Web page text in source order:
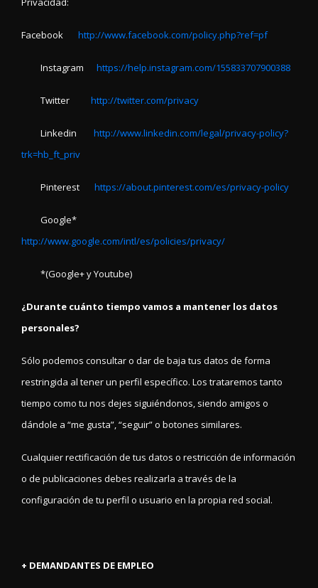
Facebook http://www.facebook.com/policy.php?ref=pf
Instagram https://help.instagram.com/155833707900388
Twitter http://twitter.com/privacy
Linkedin http://www.linkedin.com/legal/privacy-policy?
trk=hb_ft_priv
Pinterest https://about.pinterest.com/es/privacy-policy
Google*
http://www.google.com/intl/es/policies/privacy/
*(Google+ y Youtube)
¿Durante cuánto tiempo vamos a mantener los datos
personales?
Sólo podemos consultar o dar de baja tus datos de forma
restringida al tener un perfil específico. Los trataremos tanto
tiempo como tu nos dejes siguiéndonos, siendo amigos o
dándole a “me gusta”, “seguir” o botones similares.
Cualquier rectificación de tus datos o restricción de información
o de publicaciones debes realizarla a través de la
configuración de tu perfil o usuario en la propia red social.
+ DEMANDANTES DE EMPLEO